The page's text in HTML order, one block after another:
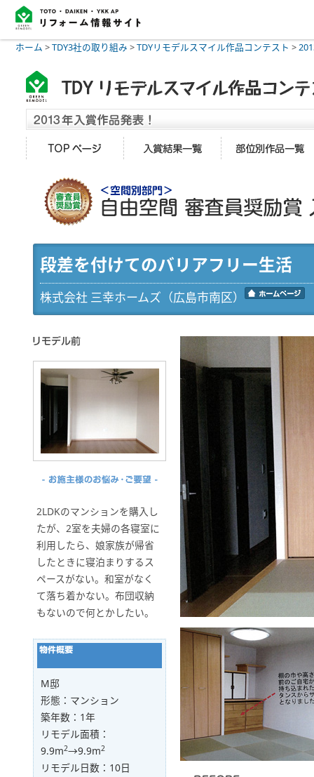
ホーム >TDY3社の取り組み >TDYリモデルスマイル作品コンテスト >
段差を付けてのバリアフリー生活
株式会社 三幸ホームズ（広島市南区）
2LDKのマンションを購入し
たが、2室を夫婦の各寝室に
利用したら、娘家族が帰省
したときに寝泊まりするス
ペースがない。和室がなく
て落ち着かない。布団収納
もないので何とかしたい。
M邸
形態：マンション
築年数：1年
リモデル面積：
9.9m2→9.9m2
リモデル日数：10日